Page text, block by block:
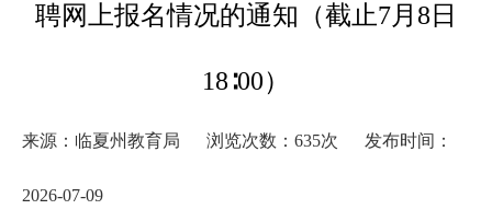
聘网上报名情况的通知（截止7月8日
18∶00）
来源：临夏州教育局 浏览次数： 635次 发布时间：
2026-07-09